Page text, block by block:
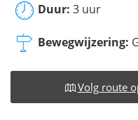
Duur: 3 uur
Bewegwijzering:
Volg route